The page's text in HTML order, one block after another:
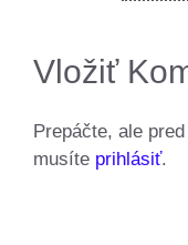
Vložiť
Prepáčte, ale
musíte prihlásiť.